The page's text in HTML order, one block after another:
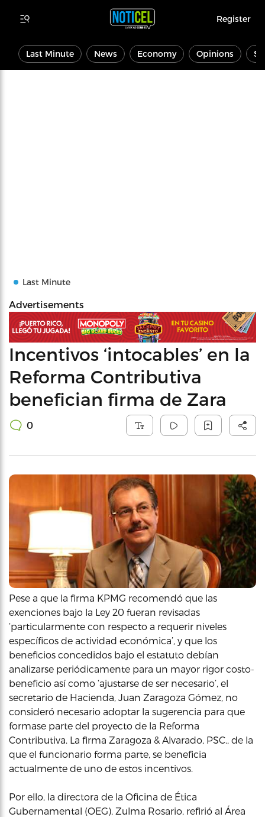
Register
Last Minute News Economy Opinions
Last Minute
Advertisements
Incentivos ‘intocables’ en la
Reforma Contributiva
benefician firma de Zara
0
Pese a que la firma KPMG recomendó que las
exenciones bajo la Ley 20 fueran revisadas
‘particularmente con respecto a requerir niveles
específicos de actividad económica’, y que los
beneficios concedidos bajo el estatuto debían
analizarse periódicamente para un mayor rigor costo-
beneficio así como ‘ajustarse de ser necesario’, el
secretario de Hacienda, Juan Zaragoza Gómez, no
consideró necesario adoptar la sugerencia para que
formase parte del proyecto de la Reforma
Contributiva. La firma Zaragoza & Alvarado, PSC., de la
que el funcionario forma parte, se beneficia
actualmente de uno de estos incentivos.
Por ello, la directora de la Oficina de Ética
Gubernamental (OEG), Zulma Rosario, refirió al Área